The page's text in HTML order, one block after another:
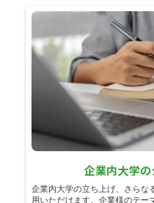
企業内大学
企業内大学の立ち上げ、さらな
用いただけます。企業様のテー